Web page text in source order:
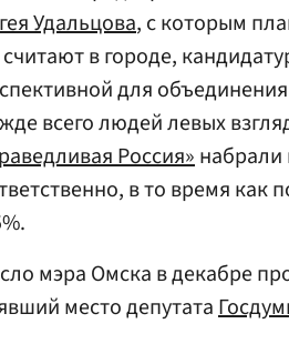
Удальцова, с которым
в городе,
для
всего людей левых
Россия»набрали
в то время как
мэра Омска в декабре
место депутата